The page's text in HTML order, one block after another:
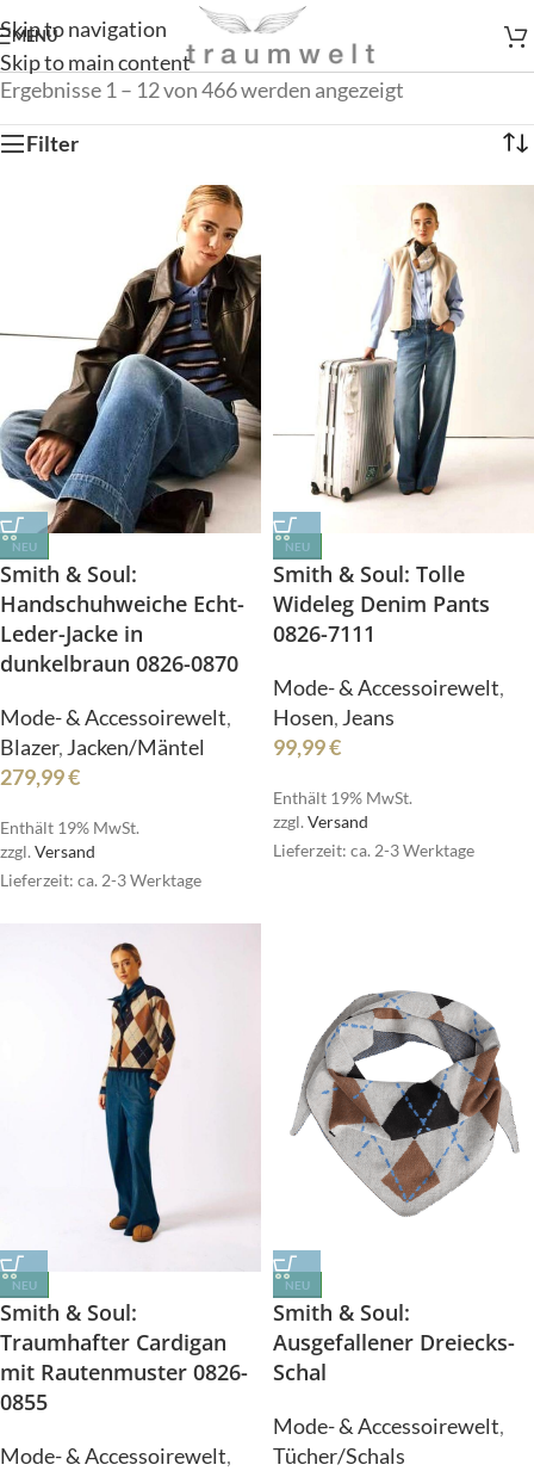
Skip to navigation
Skip to main content
MENÜ
Ergebnisse 1 – 12 von 466 werden angezeigt
Filter
NEU
Smith & Soul:
Handschuhweiche Echt-
Leder-Jacke in
dunkelbraun 0826-0870
Mode- & Accessoirewelt,
Blazer, Jacken/Mäntel
279,99€
Enthält 19% MwSt.
zzgl. Versand
Lieferzeit: ca. 2-3 Werktage
NEU
Smith & Soul: Tolle
Wideleg Denim Pants
0826-7111
Mode- & Accessoirewelt,
Hosen, Jeans
99,99€
Enthält 19% MwSt.
zzgl. Versand
Lieferzeit: ca. 2-3 Werktage
NEU
Smith & Soul:
Traumhafter Cardigan
mit Rautenmuster 0826-
0855
Mode- & Accessoirewelt,
NEU
Smith & Soul:
Ausgefallener Dreiecks-
Schal
Mode- & Accessoirewelt,
Tücher/Schals